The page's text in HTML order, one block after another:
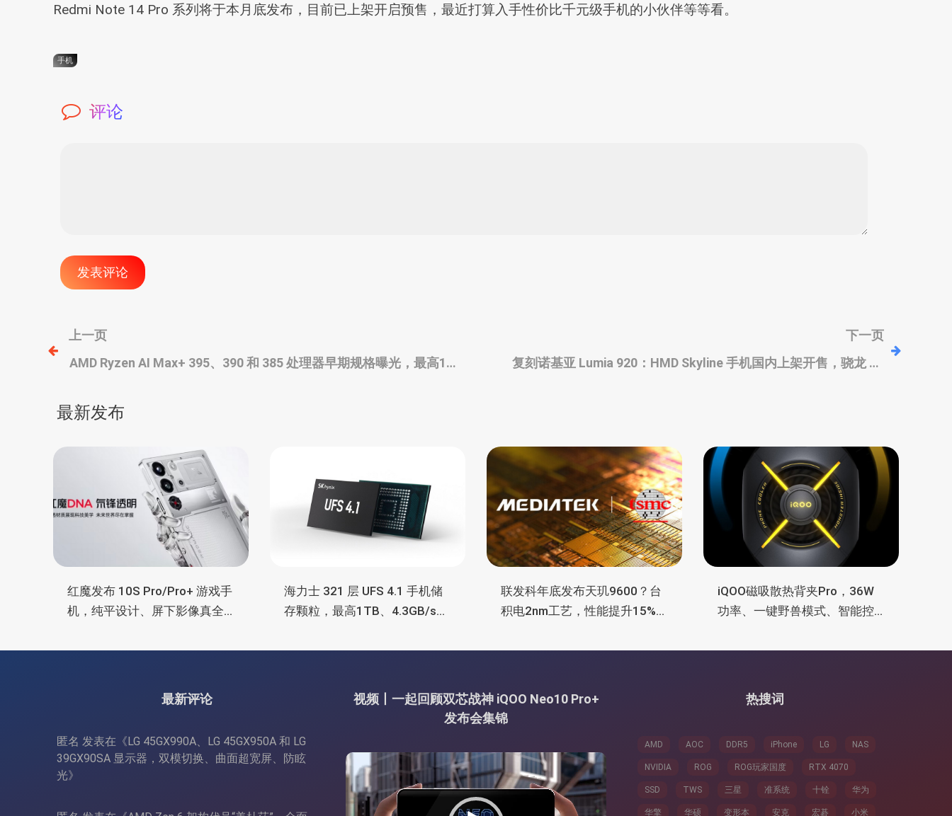
Redmi Note 14 Pro 系列将于本月底发布，目前已上架开启预售，最近打算入手性价比千元级手机的小伙伴等等看。
手机
评论
文
章
导
上一页
AMD Ryzen AI Max+ 395、390 和 385 处理器早期规格曝光，最高16
下一页
复刻诺基亚 Lumia 920：HMD Skyline 手机国内上架开售，骁龙 7s
最新发布
红魔发布 10S Pro/Pro+ 游戏手
机，纯平设计、屏下影像真全
金属导热
海力士 321 层 UFS 4.1 手机储
存颗粒，最高1TB、4.3GB/s速
联发科年底发布天玑9600？台
积电2nm工艺，性能提升15%，
iQOO磁吸散热背夹Pro，36W
功率、一键野兽模式、智能控
最新评论
匿名 发表在《LG 45GX990A、LG 45GX950A 和 LG
39GX90SA 显示器，双模切换、曲面超宽屏、防眩
光》
视频丨一起回顾双芯战神 iQOO Neo10 Pro+
发布会集锦
视
频
播
热搜词
AMD AOC DDR5 iPhone LG NAS
NVIDIA ROG ROG玩家国度 RTX 4070
SSD TWS 三星 准系统 十铨 华为
华擎 华硕 变形本 安克 宏碁 小米